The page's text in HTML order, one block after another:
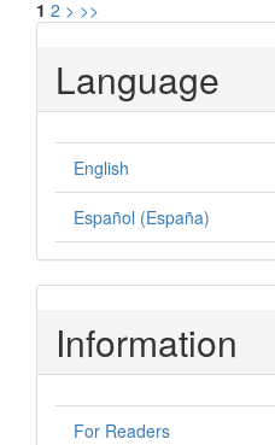
1 2 > >>
Language
English
Español (España)
Information
For Readers